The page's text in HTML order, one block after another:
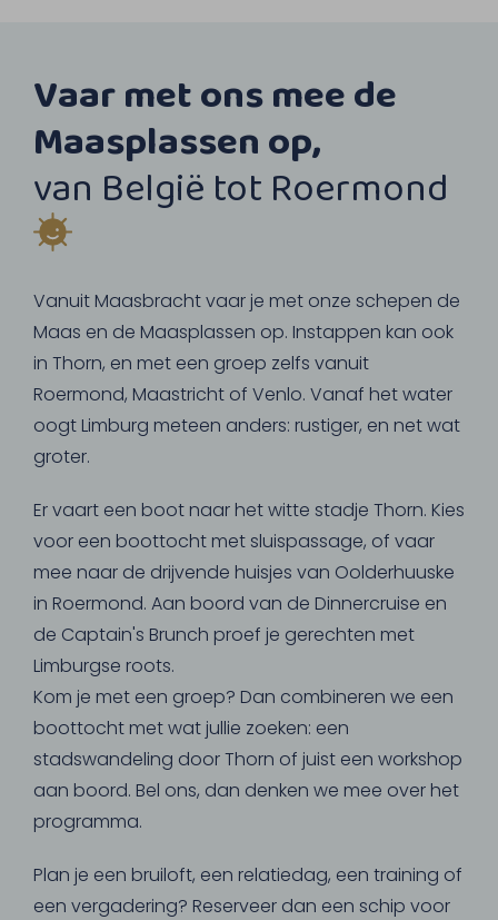
Vaar met ons mee de
Maasplassen op,
van België tot Roermond
Vanuit Maasbracht vaar je met onze schepen de
Maas en de Maasplassen op. Instappen kan ook
in Thorn, en met een groep zelfs vanuit
Roermond, Maastricht of Venlo. Vanaf het water
oogt Limburg meteen anders: rustiger, en net wat
groter.
Er vaart een boot naar het witte stadje Thorn. Kies
voor een boottocht met sluispassage, of vaar
mee naar de drijvende huisjes van Oolderhuuske
in Roermond. Aan boord van de Dinnercruise en
de Captain's Brunch proef je gerechten met
Limburgse roots.
Kom je met een groep? Dan combineren we een
boottocht met wat jullie zoeken: een
stadswandeling door Thorn of juist een workshop
aan boord. Bel ons, dan denken we mee over het
programma.
Plan je een bruiloft, een relatiedag, een training of
een vergadering? Reserveer dan een schip voor